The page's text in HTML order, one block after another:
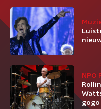
NPO
gogo